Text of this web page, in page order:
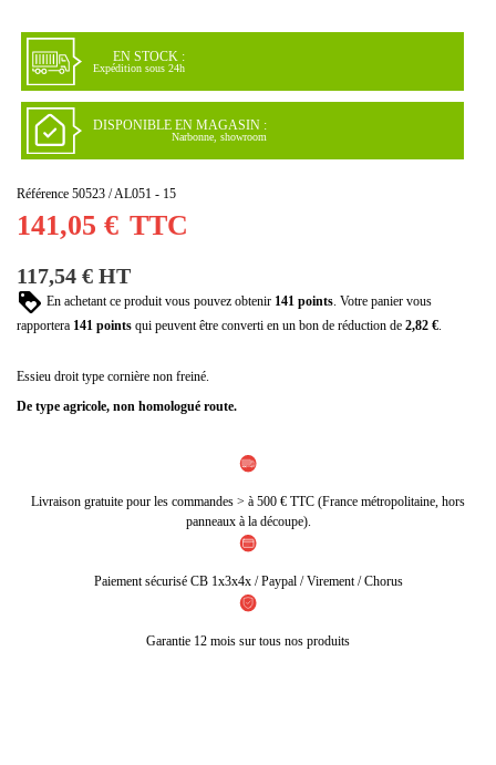
EN STOCK :
Expédition sous 24h
DISPONIBLE EN MAGASIN :
Narbonne, showroom
Référence 50523 / AL051 - 15
141,05 € TTC
117,54 € HT
En achetant ce produit vous pouvez obtenir 141 points. Votre panier vous
rapportera 141 points qui peuvent être converti en un bon de réduction de 2,82 €.
Essieu droit type cornière non freiné.
De type agricole, non homologué route.
Livraison gratuite pour les commandes > à 500 € TTC (France métropolitaine, hors
panneaux à la découpe).
Paiement sécurisé CB 1x3x4x / Paypal / Virement / Chorus
Garantie 12 mois sur tous nos produits